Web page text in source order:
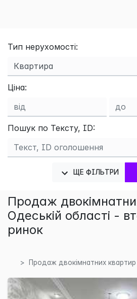
Тип нерухомості:
Ціна:
Пошук по Тексту, ID:
ЩЕ ФІЛЬТРИ
Продаж
Одеській області -
ринок
Продаж двокімнатних квартир